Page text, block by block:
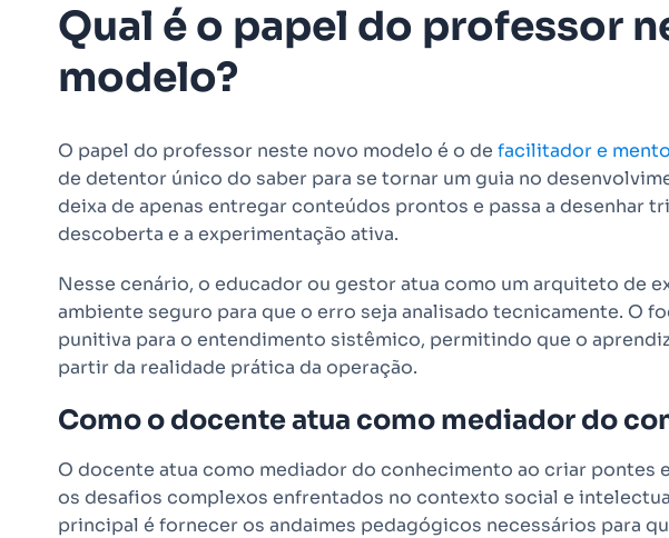
Qual é o papel do professor
modelo?
O papel do professor neste novo modelo é o de facilitador e
de detentor único do saber para se tornar um guia no
deixa de apenas entregar conteúdos prontos e passa a desenhar
descoberta e a experimentação ativa.
Nesse cenário, o educador ou gestor atua como um arquiteto de
ambiente seguro para que o erro seja analisado tecnicamente. O
punitiva para o entendimento sistêmico, permitindo que o
partir da realidade prática da operação.
Como o docente atua como mediador do
O docente atua como mediador do conhecimento ao criar pontes
os desafios complexos enfrentados no contexto social e
principal é fornecer os andaimes pedagógicos necessários para